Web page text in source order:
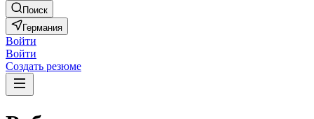
Поиск
Германия
Войти
Войти
Создать резюме